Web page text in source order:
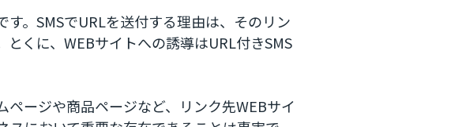
。SMSでURLを送付する理由は、そのリン
くに、WEBサイトへの誘導はURL付きSMS
ージや商品ページなど、リンク先WEBサイ